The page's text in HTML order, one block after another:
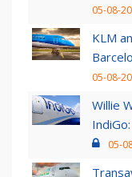
05-08-
KLM
05-08-
Willie
05-